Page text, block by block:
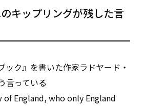
キップリングが残した言
ク』を書いた作家ラドヤード・
言っている
England, who only England